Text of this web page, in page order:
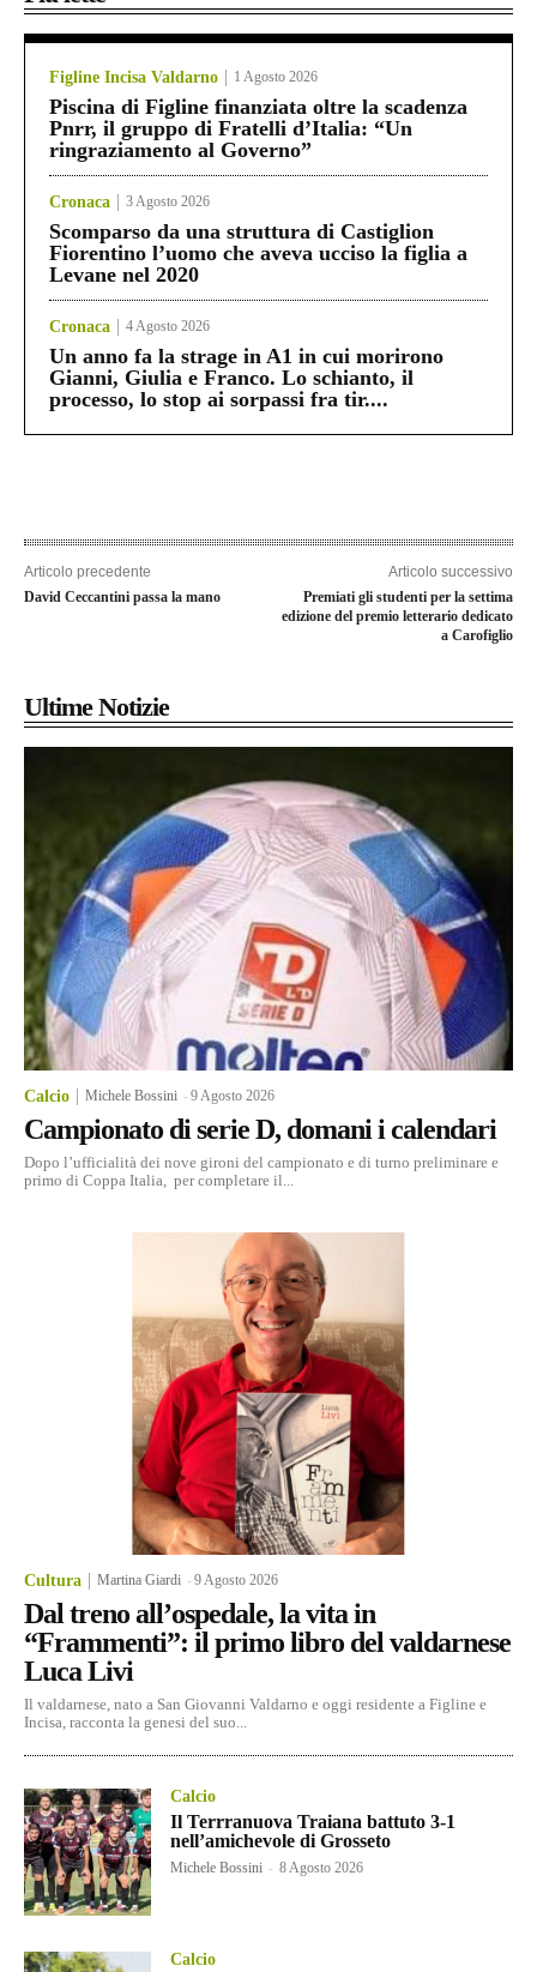
Figline Incisa Valdarno 1 Agosto 2026
Piscina di Figline finanziata oltre la scadenza
Pnrr, il gruppo di Fratelli d’Italia: “Un
ringraziamento al Governo”
Cronaca 3 Agosto 2026
Scomparso da una struttura di Castiglion
Fiorentino l’uomo che aveva ucciso la figlia a
Levane nel 2020
Cronaca 4 Agosto 2026
Un anno fa la strage in A1 in cui morirono
Gianni, Giulia e Franco. Lo schianto, il
processo, lo stop ai sorpassi fra tir....
Articolo precedente
David Ceccantini passa la mano
Articolo successivo
Premiati gli studenti per la settima
edizione del premio letterario dedicato
a Carofiglio
Ultime Notizie
Calcio Michele Bossini -9 Agosto 2026
Campionato di serie D, domani i calendari
Dopo l’ufficialità dei nove gironi del campionato e di turno preliminare e
primo di Coppa Italia, per completare il...
Cultura Martina Giardi -9 Agosto 2026
Dal treno all’ospedale, la vita in
“Frammenti”: il primo libro del valdarnese
Luca Livi
Il valdarnese, nato a San Giovanni Valdarno e oggi residente a Figline e
Incisa, racconta la genesi del suo...
Calcio
Il Terrranuova Traiana battuto 3-1
nell’amichevole di Grosseto
Michele Bossini - 8 Agosto 2026
Calcio